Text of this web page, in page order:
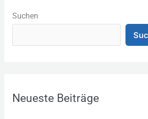
Suchen
Neueste Beiträge
a
e
r